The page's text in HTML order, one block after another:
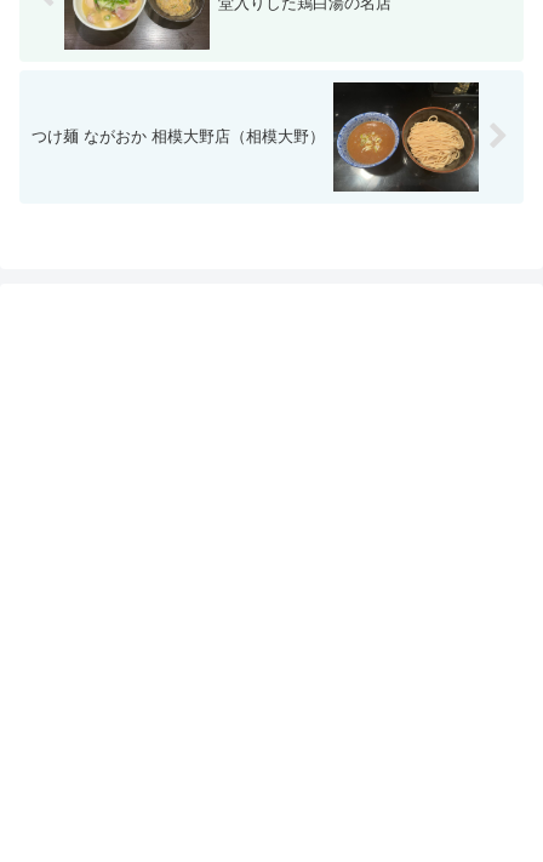
つけ麺 ながおか 相模大野店（相模大野）